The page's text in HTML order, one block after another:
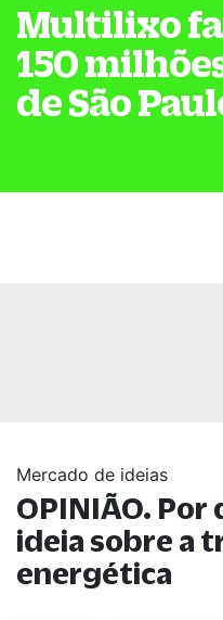
Multilixo
150
de São
Mercado de ideias
OPINIÃO. Por
ideia sobre a
energética